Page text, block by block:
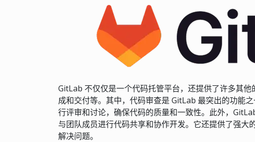
GitLab 不仅仅是一个代码托管平台，还提供了许多其
成和交付等。其中，代码审查是 GitLab 最突出的功能
行评审和讨论，确保代码的质量和一致性。此外，
与团队成员进行代码共享和协作开发。它还提供了强大
解决问题。